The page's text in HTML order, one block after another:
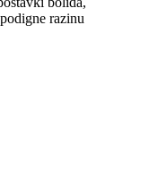
razinu